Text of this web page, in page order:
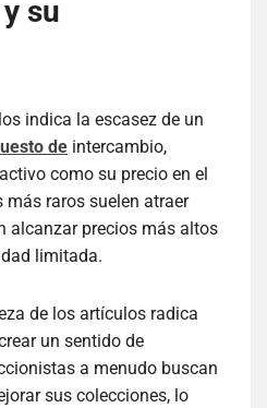
su
indica la escasez de un
de intercambio,
como su precio en el
raros suelen atraer
alcanzar precios más altos
limitada.
de los artículos radica
un sentido de
a menudo buscan
sus colecciones, lo